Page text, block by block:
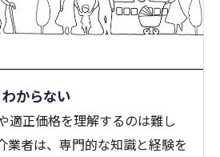
からない
適正価格を理解するのは難し
業者は、専門的な知識と経験を